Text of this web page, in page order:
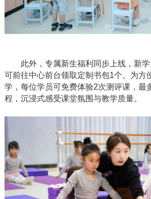
此外，专属新生福利同步上线，新
可前往中心前台领取定制书包1个。为方
学，每位学员可免费体验2次测评课，最
程，沉浸式感受课堂氛围与教学质量。